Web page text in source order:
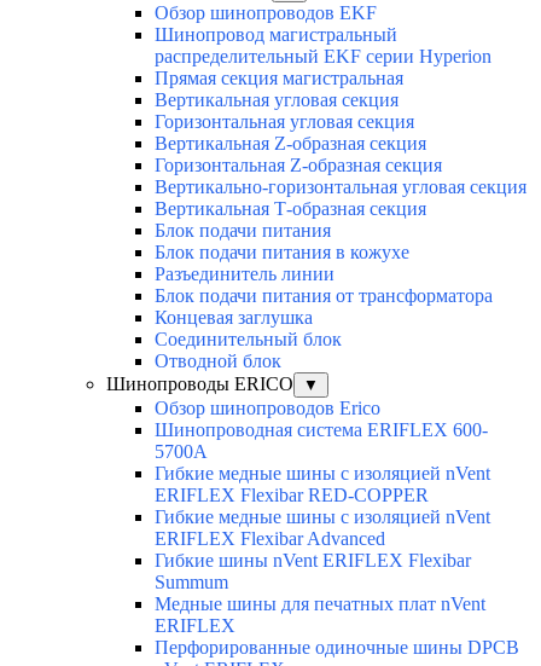
Обзор шинопроводов EKF
Шинопровод магистральный
распределительный EKF серии Hyperion
Прямая секция магистральная
Вертикальная угловая секция
Горизонтальная угловая секция
Вертикальная Z-образная секция
Горизонтальная Z-образная секция
Вертикально-горизонтальная угловая секция
Вертикальная Т-образная секция
Блок подачи питания
Блок подачи питания в кожухе
Разъединитель линии
Блок подачи питания от трансформатора
Концевая заглушка
Соединительный блок
Отводной блок
Шинопроводы ERICO
▼
Обзор шинопроводов Erico
Шинопроводная система ERIFLEX 600-
5700A
Гибкие медные шины с изоляцией nVent
ERIFLEX Flexibar RED-COPPER
Гибкие медные шины с изоляцией nVent
ERIFLEX Flexibar Advanced
Гибкие шины nVent ERIFLEX Flexibar
Summum
Медные шины для печатных плат nVent
ERIFLEX
Перфорированные одиночные шины DPCB